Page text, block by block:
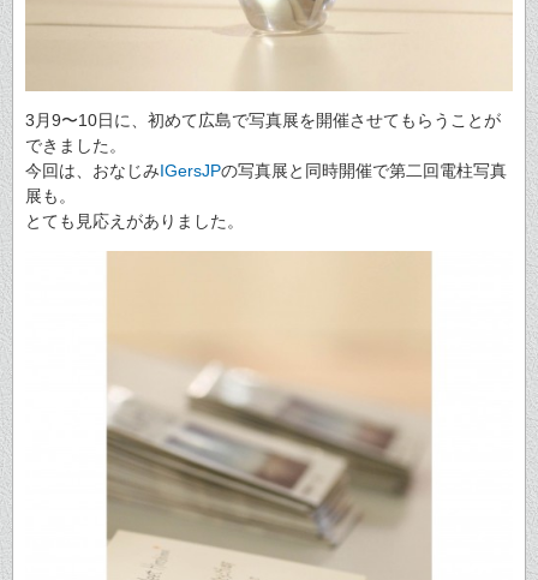
3月9〜10日に、初めて広島で写真展を開催させてもらうことが
できました。
今回は、おなじみIGersJPの写真展と同時開催で第二回電柱写真
展も。
とても見応えがありました。